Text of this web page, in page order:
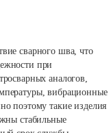
сварного шва, что
при
аналогов,
вибрационные
поэтому такие изделия
стабильные